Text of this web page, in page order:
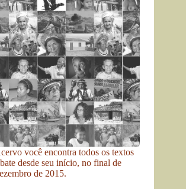
você encontra todos os textos
desde seu início, no final de
de 2015.